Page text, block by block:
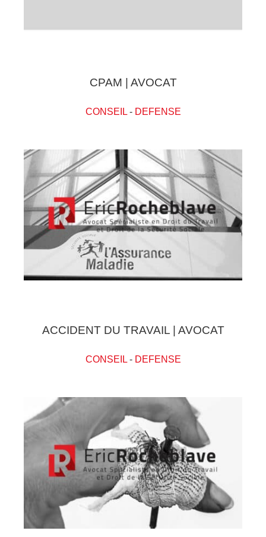
CPAM | AVOCAT
CONSEIL- DEFENSE
ACCIDENT DU TRAVAIL | AVOCAT
CONSEIL- DEFENSE